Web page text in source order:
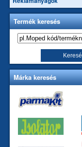
Termék keresés
Márka keresés